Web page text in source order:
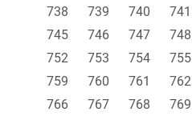
738
739 740 741
745
746 747 748
752
753 754 755
759
760 761 762
766
767 768 769